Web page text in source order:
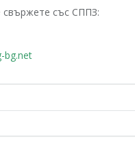
със СППЗ:
bg.net